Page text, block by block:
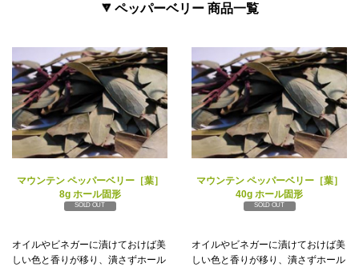
ペッパーベリー 商品一覧
マウンテン ペッパーベリー［葉］
8g ホール固形
SOLD OUT
オイルやビネガーに漬けておけば美
しい色と香りが移り、潰さずホール
マウンテン ペッパーベリー［葉］
40g ホール固形
SOLD OUT
オイルやビネガーに漬けておけば美
しい色と香りが移り、潰さずホール